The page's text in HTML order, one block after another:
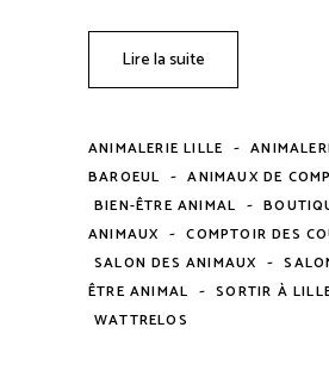
Lire la suite
ANIMALERIE LILLE -
BAROEUL - ANIMAUX DE
BIEN-ÊTRE ANIMAL -
ANIMAUX - COMPTOIR DES
SALON DES ANIMAUX -
ÊTRE ANIMAL - SORTIR À
WATTRELOS